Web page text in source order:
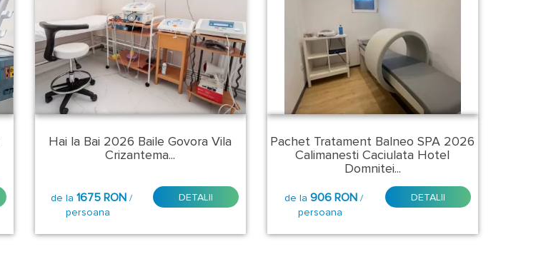
Hai la Bai 2026 Baile Govora Vila
Crizantema...
de la 1675 RON /
persoana
DETALII
Pachet Tratament Balneo SPA 2026
Calimanesti Caciulata Hotel
Domnitei...
de la 906 RON /
persoana
DETALII